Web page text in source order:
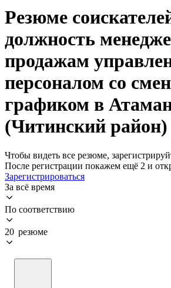
Резюме
должность
продажам
персоналом со
графиком в
(Читинский район)
Чтобы видеть все резюме,
После регистрации покажем ещё 2 и
Зарегистрироваться
За всё время
По соответствию
20 резюме